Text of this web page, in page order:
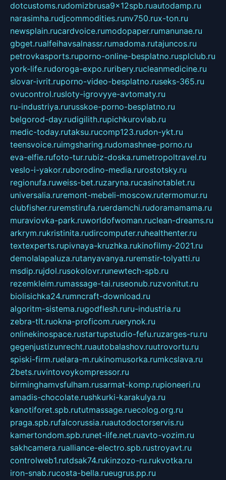
dotcustoms.rudomizbrusa9x12spb.ruautodamp.ru
narasimha.rudjcommodities.runv750.rux-ton.ru
newsplain.rucardvoice.rumodopaper.rumanunae.ru
gbget.rualfeihavsalnassr.rumadoma.rutajuncos.ru
petrovkasports.ruporno-online-besplatno.rusplclub.ru
york-life.rudoroga-expo.ruribery.rucleanmedicine.ru
slovar-ivrit.ruporno-video-besplatno.ruseks-365.ru
ovucontrol.rusloty-igrovyye-avtomaty.ru
ru-industriya.rurusskoe-porno-besplatno.ru
belgorod-day.rudigilith.rupichkurovlab.ru
medic-today.rutaksu.rucomp123.rudon-ykt.ru
teensvoice.ruimgsharing.rudomashnee-porno.ru
eva-elfie.rufoto-tur.rubiz-doska.rumetropoltravel.ru
veslo-i-yakor.ruborodino-media.rurostotsky.ru
regionufa.ruweiss-bet.ruzaryna.rucasinotablet.ru
universalia.ruremont-mebeli-moscow.rutermomur.ru
clubfisher.ruremstirufa.ruerdamchi.rudoramamama.ru
muraviovka-park.ruworldofwoman.ruclean-dreams.ru
arkrym.rukristinita.rudircomputer.ruhealthenter.ru
textexperts.rupivnaya-kruzhka.rukinofilmy-2021.ru
demolalapaluza.rutanyavanya.ruremstir-tolyatti.ru
msdip.rujdol.rusokolovr.runewtech-spb.ru
rezemkleim.rumassage-tai.ruseonub.ruzvonitut.ru
biolisichka24.rumncraft-download.ru
algoritm-sistema.rugodflesh.ruru-industria.ru
zebra-tlt.ruokna-proficom.ruerynok.ru
onlinekinospace.rustartupstudio-fefu.ruzarges-ru.ru
gegenjustizunrecht.ruautobalashov.ruutrovortu.ru
spiski-firm.ruelara-m.rukinomusorka.rumkcslava.ru
2bets.ruvintovoykompressor.ru
birminghamvsfulham.rusarmat-komp.rupioneeri.ru
amadis-chocolate.rushkurki-karakulya.ru
kanotiforet.spb.rututmassage.ruecolog.org.ru
praga.spb.rufalcorussia.ruautodoctorservis.ru
kamertondom.spb.runet-life.net.ruavto-vozim.ru
sakhcamera.rualliance-electro.spb.rustroyavt.ru
controlweb1.rutdsak74.rukinzozo-ru.rukvotka.ru
iron-snab.rucosta-bella.rueugrus.pp.ru